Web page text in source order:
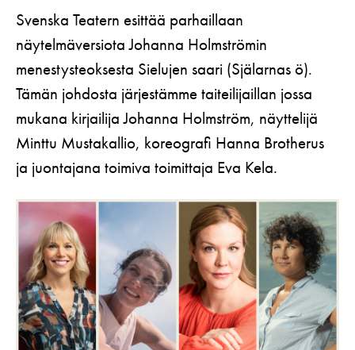
Lahjakortti
Nuoret
Katsomokartta
Usein kysytyt kysymykset
Saavutettavuus
Koulut
Yritykset
Opastus
Teatterin toiminta
Näyttelijät
Historia
Töihin meille
Yhteystiedot
Uutiskirje
Medialle
Svenska Teatern Live
KIRJAUDU
Svenska Teatern esittää parhaillaan
näytelmäversiota Johanna Holmströmin
menestysteoksesta Sielujen saari (Själarnas ö).
Tämän johdosta järjestämme taiteilijaillan jossa
mukana kirjailija Johanna Holmström, näyttelijä
Minttu Mustakallio, koreografi Hanna Brotherus
ja juontajana toimiva toimittaja Eva Kela.